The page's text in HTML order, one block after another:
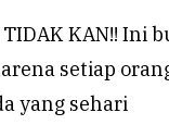
TIDAK KAN!! Ini
setiap
yang sehari